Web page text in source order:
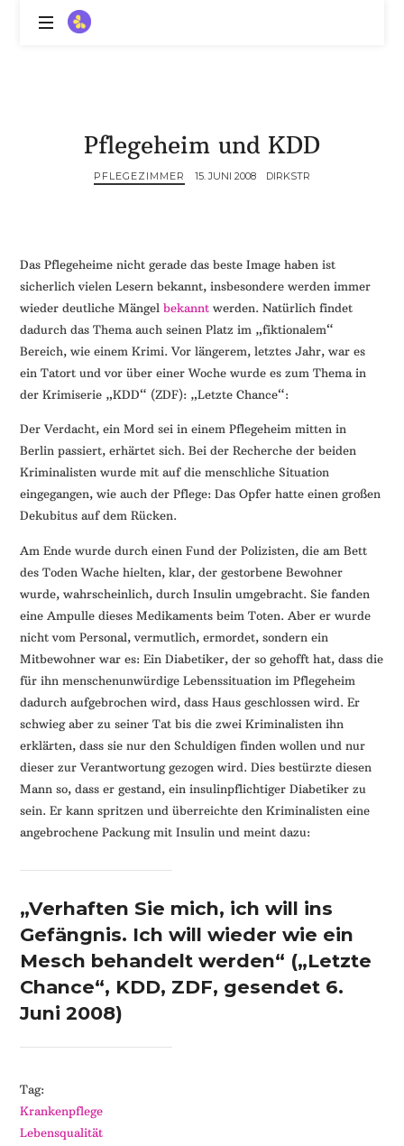
ZitronenBitter
Lebenslimitierung
ein
Lächeln
//
Pflegeheim und KDD
PFLEGEZIMMER 15. JUNI 2008 DIRKSTR
Das Pflegeheime nicht gerade das beste Image haben ist
sicherlich vielen Lesern bekannt, insbesondere werden immer
wieder deutliche Mängelbekannt werden. Natürlich findet
dadurch das Thema auch seinen Platz im „fiktionalem“
Bereich, wie einem Krimi. Vor längerem, letztes Jahr, war es
ein Tatort und vor über einer Woche wurde es zum Thema in
der Krimiserie „KDD“ (ZDF): „Letzte Chance“:
Der Verdacht, ein Mord sei in einem Pflegeheim mitten in
Berlin passiert, erhärtet sich. Bei der Recherche der beiden
Kriminalisten wurde mit auf die menschliche Situation
eingegangen, wie auch der Pflege: Das Opfer hatte einen großen
Dekubitus auf dem Rücken.
Am Ende wurde durch einen Fund der Polizisten, die am Bett
des Toden Wache hielten, klar, der gestorbene Bewohner
wurde, wahrscheinlich, durch Insulin umgebracht. Sie fanden
eine Ampulle dieses Medikaments beim Toten. Aber er wurde
nicht vom Personal, vermutlich, ermordet, sondern ein
Mitbewohner war es: Ein Diabetiker, der so gehofft hat, dass die
für ihn menschenunwürdige Lebenssituation im Pflegeheim
dadurch aufgebrochen wird, dass Haus geschlossen wird. Er
schwieg aber zu seiner Tat bis die zwei Kriminalisten ihn
erklärten, dass sie nur den Schuldigen finden wollen und nur
dieser zur Verantwortung gezogen wird. Dies bestürzte diesen
Mann so, dass er gestand, ein insulinpflichtiger Diabetiker zu
sein. Er kann spritzen und überreichte den Kriminalisten eine
angebrochene Packung mit Insulin und meint dazu:
„Verhaften Sie mich, ich will ins
Gefängnis. Ich will wieder wie ein
Mesch behandelt werden“ („Letzte
Chance“, KDD, ZDF, gesendet 6.
Juni 2008)
Tag:
Krankenpflege
Lebensqualität